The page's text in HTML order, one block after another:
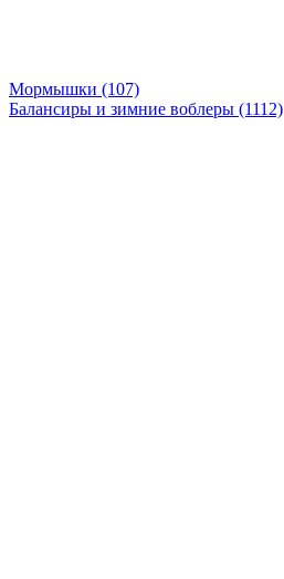
Мормышки (107)
Балансиры и зимние воблеры (1112)